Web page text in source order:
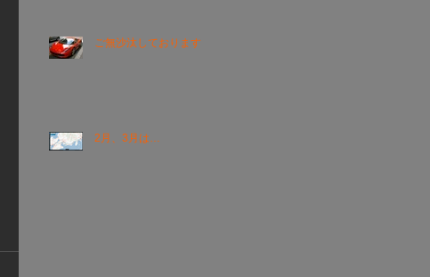
ご無沙汰しております
2月、3月は…